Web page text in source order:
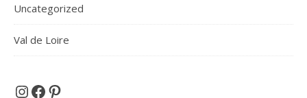
Uncategorized
Val de Loire
Et si on partait en voyage ...
Facebook
Pinterest